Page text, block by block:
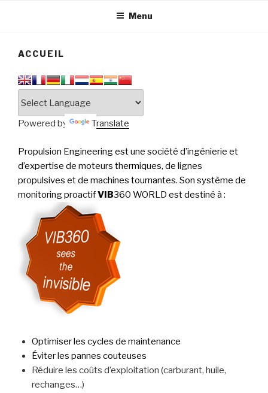
PERFORMANCE
Menu
ACCUEIL
Powered by Translate
Propulsion Engineering est une société d’ingénierie et
d’expertise de moteurs thermiques, de lignes
propulsives et de machines tournantes. Son système de
monitoring proactifVIB360 WORLD est destiné à :
Optimiser les cycles de maintenance
Éviter les pannes couteuses
Réduire les coûts d’exploitation (carburant, huile,
rechanges…)